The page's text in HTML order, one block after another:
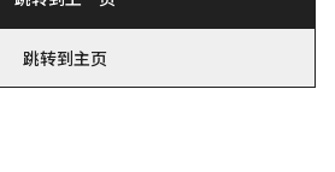
跳转到主页